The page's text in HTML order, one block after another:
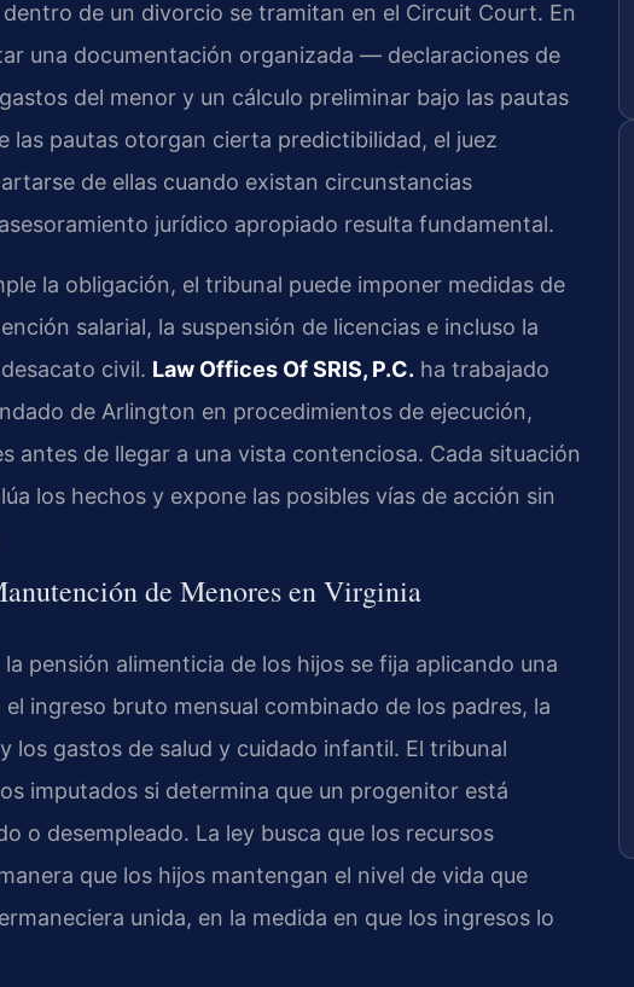
de un divorcio se tramitan en el Circuit Court. En
una documentación organizada — declaraciones de
del menor y un cálculo preliminar bajo las pautas
las pautas otorgan cierta predictibilidad, el juez
de ellas cuando existan circunstancias
jurídico apropiado resulta fundamental.
la obligación, el tribunal puede imponer medidas de
salarial, la suspensión de licencias e incluso la
civil. Law Offices Of SRIS, P.C. ha trabajado
de Arlington en procedimientos de ejecución,
antes de llegar a una vista contenciosa. Cada situación
los hechos y expone las posibles vías de acción sin
de Menores en Virginia
la pensión alimenticia de los hijos se fija aplicando una
ingreso bruto mensual combinado de los padres, la
los gastos de salud y cuidado infantil. El tribunal
imputados si determina que un progenitor está
o desempleado. La ley busca que los recursos
que los hijos mantengan el nivel de vida que
unida, en la medida en que los ingresos lo